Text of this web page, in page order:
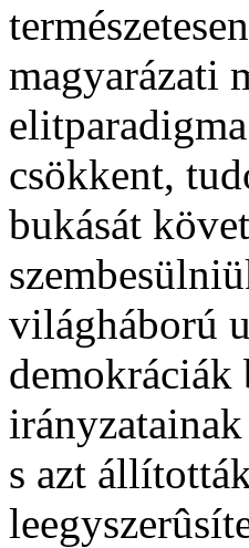
magyarázati
csökkent,
bukását
világháború
s azt